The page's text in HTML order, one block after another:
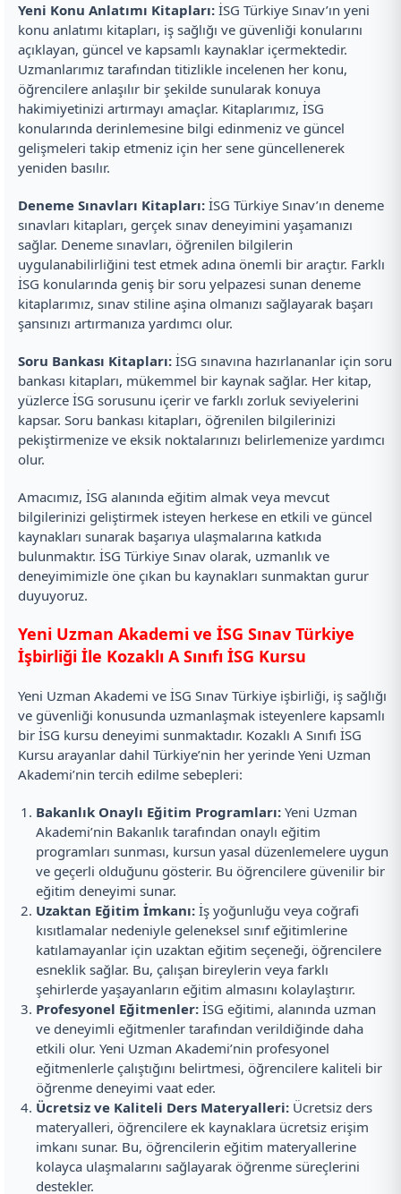
Yeni Konu Anlatımı Kitapları: İSG Türkiye Sınav’ın yeni
konu anlatımı kitapları, iş sağlığı ve güvenliği konularını
açıklayan, güncel ve kapsamlı kaynaklar içermektedir.
Uzmanlarımız tarafından titizlikle incelenen her konu,
öğrencilere anlaşılır bir şekilde sunularak konuya
hakimiyetinizi artırmayı amaçlar. Kitaplarımız, İSG
konularında derinlemesine bilgi edinmeniz ve güncel
gelişmeleri takip etmeniz için her sene güncellenerek
yeniden basılır.
Deneme Sınavları Kitapları: İSG Türkiye Sınav’ın deneme
sınavları kitapları, gerçek sınav deneyimini yaşamanızı
sağlar. Deneme sınavları, öğrenilen bilgilerin
uygulanabilirliğini test etmek adına önemli bir araçtır. Farklı
İSG konularında geniş bir soru yelpazesi sunan deneme
kitaplarımız, sınav stiline aşina olmanızı sağlayarak başarı
şansınızı artırmanıza yardımcı olur.
Soru Bankası Kitapları: İSG sınavına hazırlananlar için soru
bankası kitapları, mükemmel bir kaynak sağlar. Her kitap,
yüzlerce İSG sorusunu içerir ve farklı zorluk seviyelerini
kapsar. Soru bankası kitapları, öğrenilen bilgilerinizi
pekiştirmenize ve eksik noktalarınızı belirlemenize yardımcı
olur.
Amacımız, İSG alanında eğitim almak veya mevcut
bilgilerinizi geliştirmek isteyen herkese en etkili ve güncel
kaynakları sunarak başarıya ulaşmalarına katkıda
bulunmaktır. İSG Türkiye Sınav olarak, uzmanlık ve
deneyimimizle öne çıkan bu kaynakları sunmaktan gurur
duyuyoruz.
Yeni Uzman Akademi ve İSG Sınav Türkiye
İşbirliği İle Kozaklı A Sınıfı İSG Kursu
Yeni Uzman Akademi ve İSG Sınav Türkiye işbirliği, iş sağlığı
ve güvenliği konusunda uzmanlaşmak isteyenlere kapsamlı
bir İSG kursu deneyimi sunmaktadır. Kozaklı A Sınıfı İSG
Kursu arayanlar dahil Türkiye’nin her yerinde Yeni Uzman
Akademi’nin tercih edilme sebepleri:
Bakanlık Onaylı Eğitim Programları: Yeni Uzman
Akademi’nin Bakanlık tarafından onaylı eğitim
programları sunması, kursun yasal düzenlemelere uygun
ve geçerli olduğunu gösterir. Bu öğrencilere güvenilir bir
eğitim deneyimi sunar.
Uzaktan Eğitim İmkanı: İş yoğunluğu veya coğrafi
kısıtlamalar nedeniyle geleneksel sınıf eğitimlerine
katılamayanlar için uzaktan eğitim seçeneği, öğrencilere
esneklik sağlar. Bu, çalışan bireylerin veya farklı
şehirlerde yaşayanların eğitim almasını kolaylaştırır.
Profesyonel Eğitmenler: İSG eğitimi, alanında uzman
ve deneyimli eğitmenler tarafından verildiğinde daha
etkili olur. Yeni Uzman Akademi’nin profesyonel
eğitmenlerle çalıştığını belirtmesi, öğrencilere kaliteli bir
öğrenme deneyimi vaat eder.
Ücretsiz ve Kaliteli Ders Materyalleri: Ücretsiz ders
materyalleri, öğrencilere ek kaynaklara ücretsiz erişim
imkanı sunar. Bu, öğrencilerin eğitim materyallerine
kolayca ulaşmalarını sağlayarak öğrenme süreçlerini
destekler.